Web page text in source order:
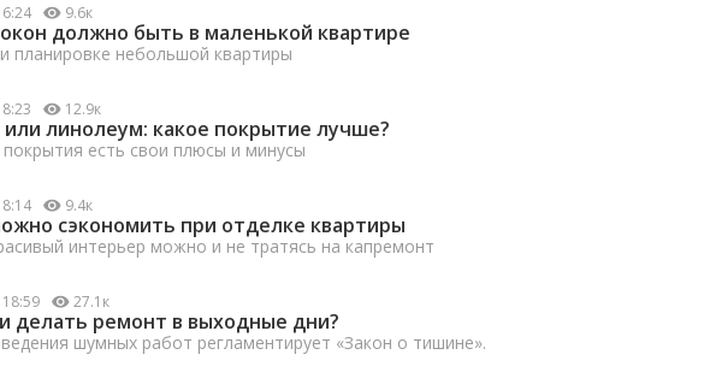
9.6к
должно быть в маленькой квартире
планировке небольшой квартиры
12.9к
линолеум: какое покрытие лучше?
есть свои плюсы и минусы
9.4к
сэкономить при отделке квартиры
интерьер можно и не тратясь на капремонт
27.1к
делать ремонт в выходные дни?
шумных работ регламентирует «Закон о тишине».